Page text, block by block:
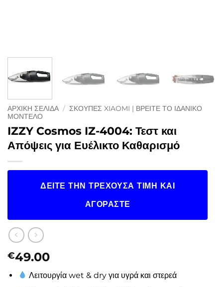
ΑΡΧΙΚΉ ΣΕΛΊΔΑ / ΣΚΟΎΠΕΣ XIAOMI | ΒΡΕΊΤΕ ΤΟ ΙΔΑΝΙΚΌ
ΜΟΝΤΈΛΟ
IZZY Cosmos IZ-4004: Τεστ και
Απόψεις για Ευέλικτο Καθαρισμό
ΔΕΊΤΕ ΤΗΝ ΤΡΈΧΟΥΣΑ ΤΙΜΉ ΚΑΙ
ΑΓΟΡΆΣΤΕ
€49.00
Λειτουργία wet & dry για υγρά και στερεά